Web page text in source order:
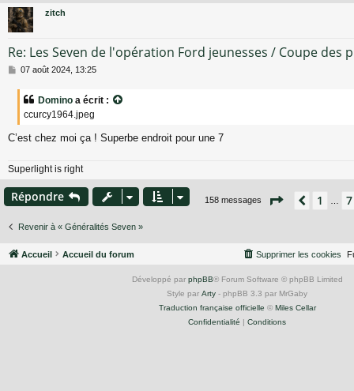
e
zitch
Re: Les Seven de l'opération Ford jeunesses / Coupe des
M
e
07 août 2024, 13:25
Domino a écrit :
ccurcy1964.jpeg
C’est chez moi ça ! Superbe endroit pour une 7
Superlight is right
Répondre 158 messages Page 9sur
1 7
Revenir à « Généralités Seven »
Accueil Accueil du forum Supprimer les cookies
Développé par phpBB® Forum Software © phpBB Limited
Style par Arty - phpBB 3.3 par MrGaby
Traduction française officielle © Miles Cellar
Confidentialité | Conditions